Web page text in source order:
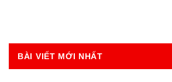
BÀI VIẾT MỚI NHẤT